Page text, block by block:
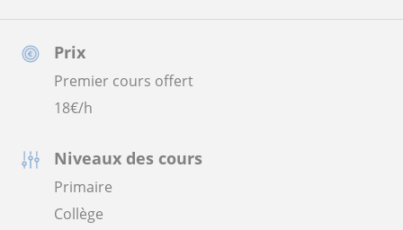
Prix
Premier cours offert
18€/h
Niveaux des cours
Primaire
Collège